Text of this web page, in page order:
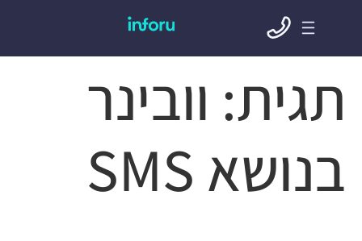
תגית: וובינר
בנושא SMS